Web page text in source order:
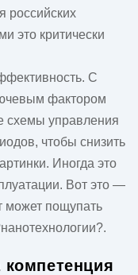
российских
это критически
С
фактором
схемы управления
чтобы снизить
Иногда это
Вот это —
может пощупать